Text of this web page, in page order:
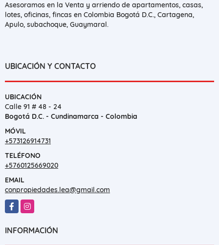
Asesoramos en la Venta y arriendo de apartamentos, casas,
lotes, oficinas, fincas en Colombia Bogotá D.C., Cartagena,
Apulo, subachoque, Guaymaral.
UBICACIÓN Y CONTACTO
UBICACIÓN
Calle 91 # 48 - 24
Bogotá D.C. - Cundinamarca - Colombia
MÓVIL
+573126914731
TELÉFONO
+5760125669020
EMAIL
conpropiedades.lea@gmail.com
FacebookInstagram
INFORMACIÓN